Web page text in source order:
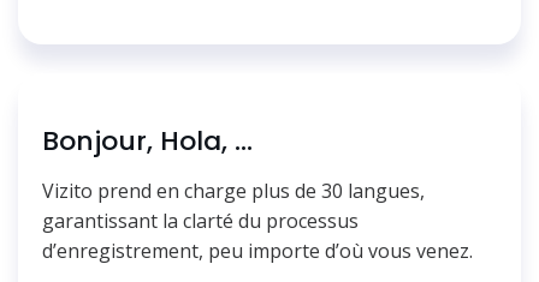
Bonjour, Hola, ...
Vizito prend en charge plus de 30 langues,
garantissant la clarté du processus
d’enregistrement, peu importe d’où vous venez.